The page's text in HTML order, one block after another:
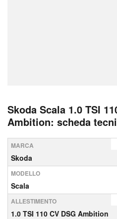
Skoda Scala 1.0 TSI
Ambition: scheda
MARCA
Skoda
MODELLO
Scala
ALLESTIMENTO
1.0 TSI 110 CV DSG Ambition